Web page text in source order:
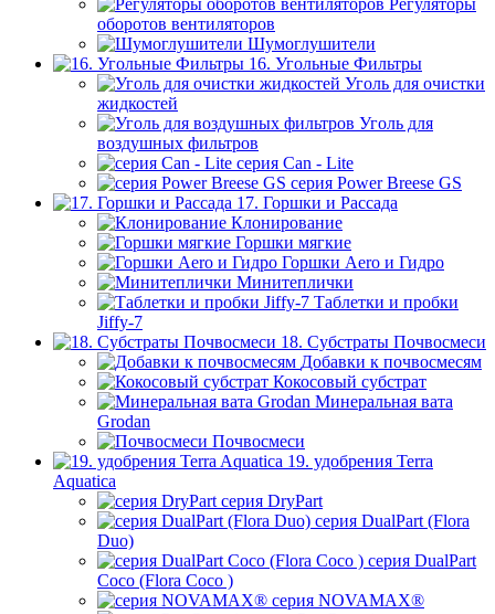
Регуляторы
оборотов вентиляторов
Шумоглушители
16. Угольные Фильтры
Уголь для очистки
жидкостей
Уголь для
воздушных фильтров
серия Can - Lite
серия Power Breese GS
17. Горшки и Рассада
Клонирование
Горшки мягкие
Горшки Aero и Гидро
Минитеплички
Таблетки и пробки
Jiffy-7
18. Субстраты Почвосмеси
Добавки к почвосмесям
Кокосовый субстрат
Минеральная вата
Grodan
Почвосмеси
19. удобрения Terra
Aquatica
серия DryPart
серия DualPart (Flora
Duo)
серия DualPart
Coco (Flora Coco )
серия NOVAMAX®